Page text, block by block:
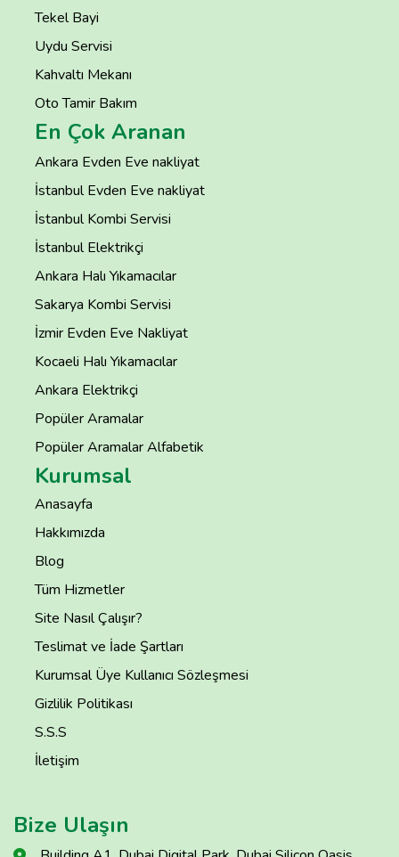
Tekel Bayi
Uydu Servisi
Kahvaltı Mekanı
Oto Tamir Bakım
En Çok Aranan
Ankara Evden Eve nakliyat
İstanbul Evden Eve nakliyat
İstanbul Kombi Servisi
İstanbul Elektrikçi
Ankara Halı Yıkamacılar
Sakarya Kombi Servisi
İzmir Evden Eve Nakliyat
Kocaeli Halı Yıkamacılar
Ankara Elektrikçi
Popüler Aramalar
Popüler Aramalar Alfabetik
Kurumsal
Anasayfa
Hakkımızda
Blog
Tüm Hizmetler
Site Nasıl Çalışır?
Teslimat ve İade Şartları
Kurumsal Üye Kullanıcı Sözleşmesi
Gizlilik Politikası
S.S.S
İletişim
Bize Ulaşın